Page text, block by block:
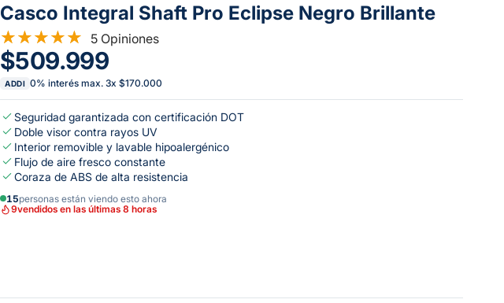
Casco Integral Shaft Pro Eclipse Negro Brillante
5 Opiniones
$509.999
ADDI 0% interés max. 3x $170.000
Seguridad garantizada con certificación DOT
Doble visor contra rayos UV
Interior removible y lavable hipoalergénico
Flujo de aire fresco constante
Coraza de ABS de alta resistencia
15personas están viendo esto ahora
9vendidos en las últimas 8 horas